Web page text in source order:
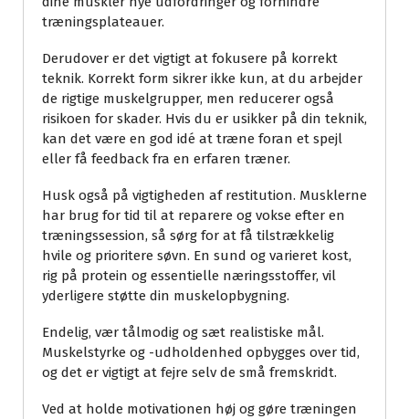
træningsplateauer.
Derudover er det vigtigt at fokusere på korrekt
teknik. Korrekt form sikrer ikke kun, at du arbejder
de rigtige muskelgrupper, men reducerer også
risikoen for skader. Hvis du er usikker på din teknik,
kan det være en god idé at træne foran et spejl
eller få feedback fra en erfaren træner.
Husk også på vigtigheden af restitution. Musklerne
har brug for tid til at reparere og vokse efter en
træningssession, så sørg for at få tilstrækkelig
hvile og prioritere søvn. En sund og varieret kost,
rig på protein og essentielle næringsstoffer, vil
yderligere støtte din muskelopbygning.
Endelig, vær tålmodig og sæt realistiske mål.
Muskelstyrke og -udholdenhed opbygges over tid,
og det er vigtigt at fejre selv de små fremskridt.
Ved at holde motivationen høj og gøre træningen